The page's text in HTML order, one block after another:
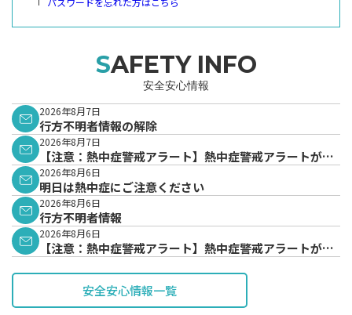
SAFETY INFO
安全安心情報
2026年8月7日
行方不明者情報の解除
2026年8月7日
【注意：熱中症警戒アラート】熱中症警戒アラートが発
表されています。
2026年8月6日
明日は熱中症にご注意ください
2026年8月6日
行方不明者情報
2026年8月6日
【注意：熱中症警戒アラート】熱中症警戒アラートが発
安全安心情報一覧